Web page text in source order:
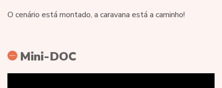
O cenário está montado, a caravana está a caminho!
Mini-DOC